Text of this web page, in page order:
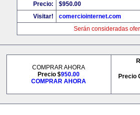
Precio:
$950.00
Visitar!
comerciointernet.com
Serán consideradas
COMPRAR AHORA
Precio $950.00
COMPRAR AHORA
Precio